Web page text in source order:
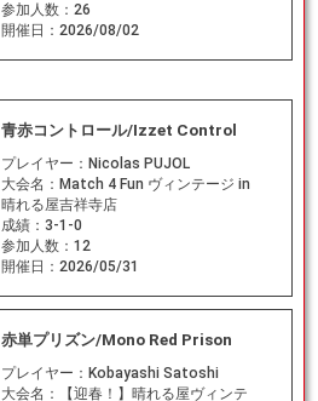
参加人数： 26
開催日： 2026/08/02
青赤コントロール/Izzet Control
プレイヤー： Nicolas PUJOL
大会名： Match 4 Fun ヴィンテージ in
晴れる屋吉祥寺店
成績： 3-1-0
参加人数： 12
開催日： 2026/05/31
赤単プリズン/Mono Red Prison
プレイヤー： Kobayashi Satoshi
大会名：
【迎春！】晴れる屋ヴィンテ